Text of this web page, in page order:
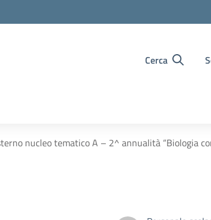
Cerca
nucleo tematico A – 2^ annualità “Biologia